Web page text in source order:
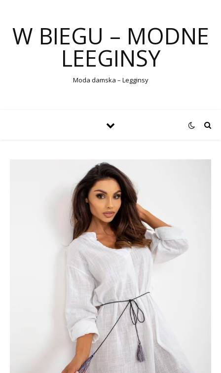
W BIEGU – MODNE
LEEGINSY
Moda damska – Legginsy